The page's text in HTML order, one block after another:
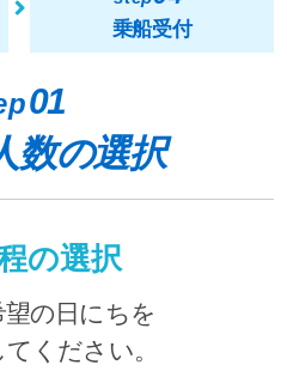
乗船受付
01
数の選択
の選択
の日にちを
ください。